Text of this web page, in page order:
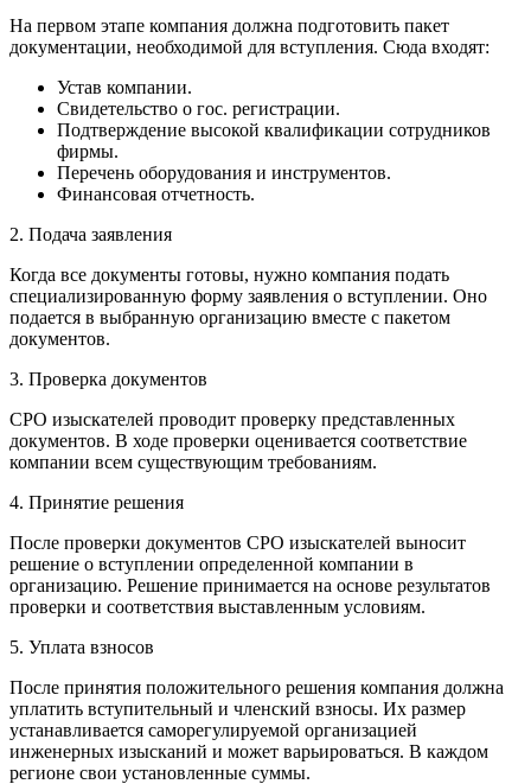
На первом этапе компания должна подготовить пакет
документации, необходимой для вступления. Сюда входят:
Устав компании.
Свидетельство о гос. регистрации.
Подтверждение высокой квалификации сотрудников
фирмы.
Перечень оборудования и инструментов.
Финансовая отчетность.
2. Подача заявления
Когда все документы готовы, нужно компания подать
специализированную форму заявления о вступлении. Оно
подается в выбранную организацию вместе с пакетом
документов.
3. Проверка документов
СРО изыскателей проводит проверку представленных
документов. В ходе проверки оценивается соответствие
компании всем существующим требованиям.
4. Принятие решения
После проверки документов СРО изыскателей выносит
решение о вступлении определенной компании в
организацию. Решение принимается на основе результатов
проверки и соответствия выставленным условиям.
5. Уплата взносов
После принятия положительного решения компания должна
уплатить вступительный и членский взносы. Их размер
устанавливается саморегулируемой организацией
инженерных изысканий и может варьироваться. В каждом
регионе свои установленные суммы.